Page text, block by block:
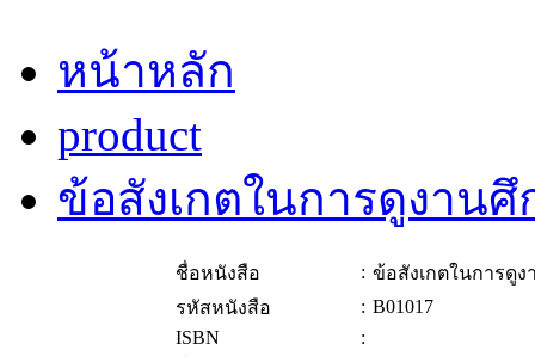
หน้าหลัก
product
ข้อสังเกตในการดูงาน
ชื่อหนังสือ : ข้อสังเกตในการดู
รหัสหนังสือ
: B01017
ISBN
: